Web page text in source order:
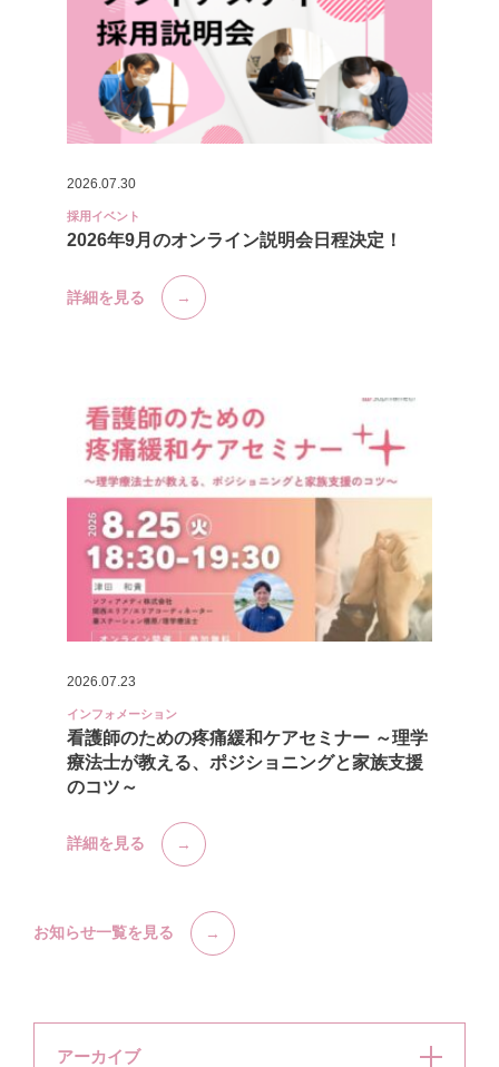
2026.07.30
採用イベント
2026年9月のオンライン説明会日程決定！
詳細を見る
2026.07.23
インフォメーション
看護師のための疼痛緩和ケアセミナー ～理学
療法士が教える、ポジショニングと家族支援
のコツ～
詳細を見る
お知らせ一覧を見る
アーカイブ